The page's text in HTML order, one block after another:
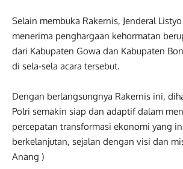
Selain membuka Rakernis, Jenderal
menerima penghargaan kehormatan
dari Kabupaten Gowa dan Kabupaten
di sela-sela acara tersebut.
Dengan berlangsungnya Rakernis ini,
Polri semakin siap dan adaptif dalam
percepatan transformasi ekonomi yang
berkelanjutan, sejalan dengan visi dan
Anang )